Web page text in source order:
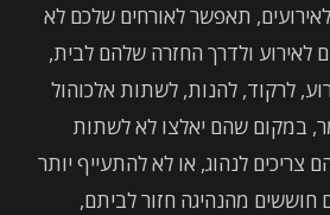
תאפשר לאורחים שלכם לא
לאירוע ולדרך החזרה שלהם לבית,
לרקוד, להנות, לשתות אלכוהול
במקום שהם יאלצו לא לשתות
צריכים לנהוג, או לא להתעייף יותר
חוששים מהנהיגה חזור לביתם,